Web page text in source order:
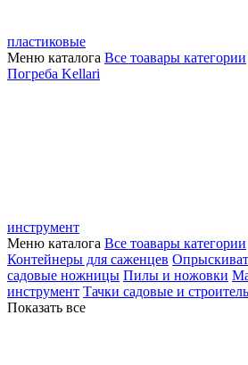
пластиковые
Меню каталога Все тоавары категории
Погреба Kellari
инструмент
Меню каталога Все тоавары категории
Контейнеры для саженцев
садовые ножницы Пилы и ножовки
инструмент Тачки садовые и
Показать все